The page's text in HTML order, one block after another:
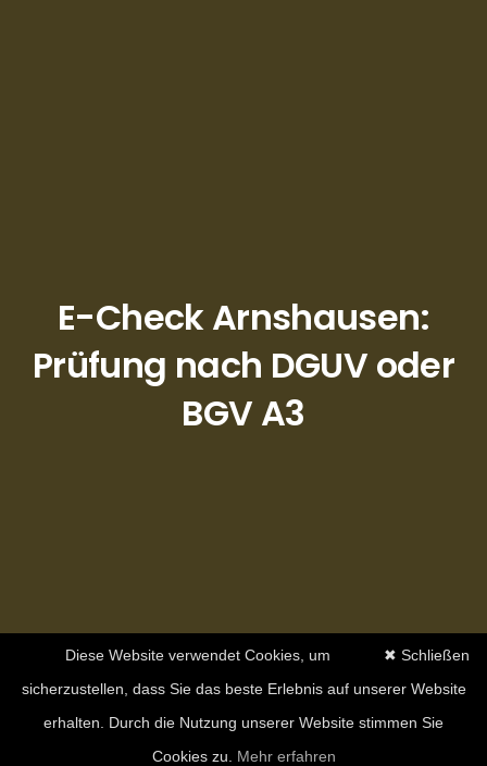
E-Check Arnshausen:
Prüfung nach DGUV oder
BGV A3
✖ Schließen
Diese Website verwendet Cookies, um
sicherzustellen, dass Sie das beste Erlebnis auf unserer Website
erhalten. Durch die Nutzung unserer Website stimmen Sie
Cookies zu. Mehr erfahren